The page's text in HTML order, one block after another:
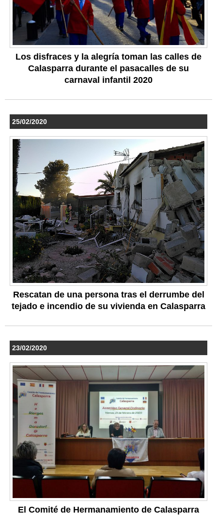
Los disfraces y la alegría toman las calles de
Calasparra durante el pasacalles de su
carnaval infantil 2020
25/02/2020
Rescatan de una persona tras el derrumbe del
tejado e incendio de su vivienda en Calasparra
23/02/2020
El Comité de Hermanamiento de Calasparra